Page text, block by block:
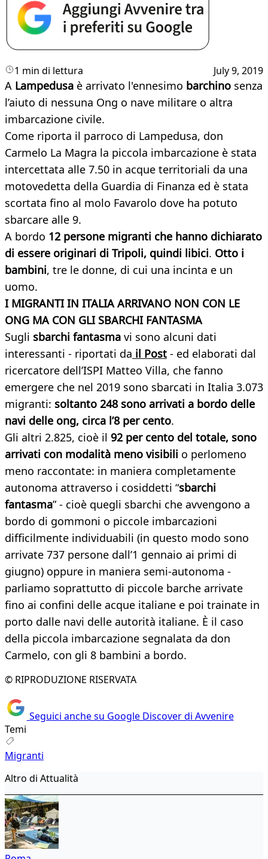
1 min di lettura July 9, 2019
A Lampedusa è arrivato l'ennesimo barchino senza
l’aiuto di nessuna Ong o nave militare o altra
imbarcazione civile.
Come riporta il parroco di Lampedusa, don
Carmelo La Magra la piccola imbarcazione è stata
intercettata alle 7.50 in acque territoriali da una
motovedetta della Guardia di Finanza ed è stata
scortata fino al molo Favarolo dove ha potuto
sbarcare alle 9.
A bordo 12 persone migranti che hanno dichiarato
di essere originari di Tripoli, quindi libici. Otto i
bambini, tre le donne, di cui una incinta e un
uomo.
I MIGRANTI IN ITALIA ARRIVANO NON CON LE
ONG MA CON GLI SBARCHI FANTASMA
Sugli sbarchi fantasma vi sono alcuni dati
interessanti - riportati da il Post - ed elaborati dal
ricercatore dell’ISPI Matteo Villa, che fanno
emergere che nel 2019 sono sbarcati in Italia 3.073
migranti: soltanto 248 sono arrivati a bordo delle
navi delle ong, circa l’8 per cento.
Gli altri 2.825, cioè il 92 per cento del totale, sono
arrivati con modalità meno visibili o perlomeno
meno raccontate: in maniera completamente
autonoma attraverso i cosiddetti “sbarchi
fantasma” - cioè quegli sbarchi che avvengono a
bordo di gommoni o piccole imbarcazioni
difficilmente individuabili (in questo modo sono
arrivate 737 persone dall’1 gennaio ai primi di
giugno) oppure in maniera semi-autonoma -
parliamo soprattutto di piccole barche arrivate
fino ai confini delle acque italiane e poi trainate in
porto dalle navi delle autorità italiane. È il caso
della piccola imbarcazione segnalata da don
Carmelo, con gli 8 bambini a bordo.
© RIPRODUZIONE RISERVATA
Seguici anche su Google Discover di Avvenire
Temi
Migranti
Altro di Attualità